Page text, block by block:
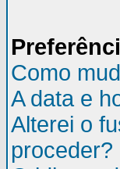
Como
A data e
Alterei o
proceder?